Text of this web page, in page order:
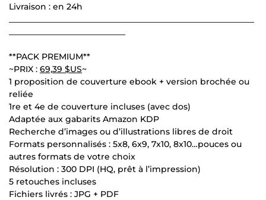
Livraison : en 24h
**PACK PREMIUM**
~PRIX : 69,39 $US~
1 proposition de couverture ebook + version brochée ou
reliée
1re et 4e de couverture incluses (avec dos)
Adaptée aux gabarits Amazon KDP
Recherche d’images ou d’illustrations libres de droit
Formats personnalisés : 5x8, 6x9, 7x10, 8x10…pouces ou
autres formats de votre choix
Résolution : 300 DPI (HQ, prêt à l’impression)
5 retouches incluses
Fichiers livrés : JPG + PDF